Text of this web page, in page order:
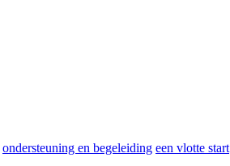
ondersteuning en begeleiding een vlotte start